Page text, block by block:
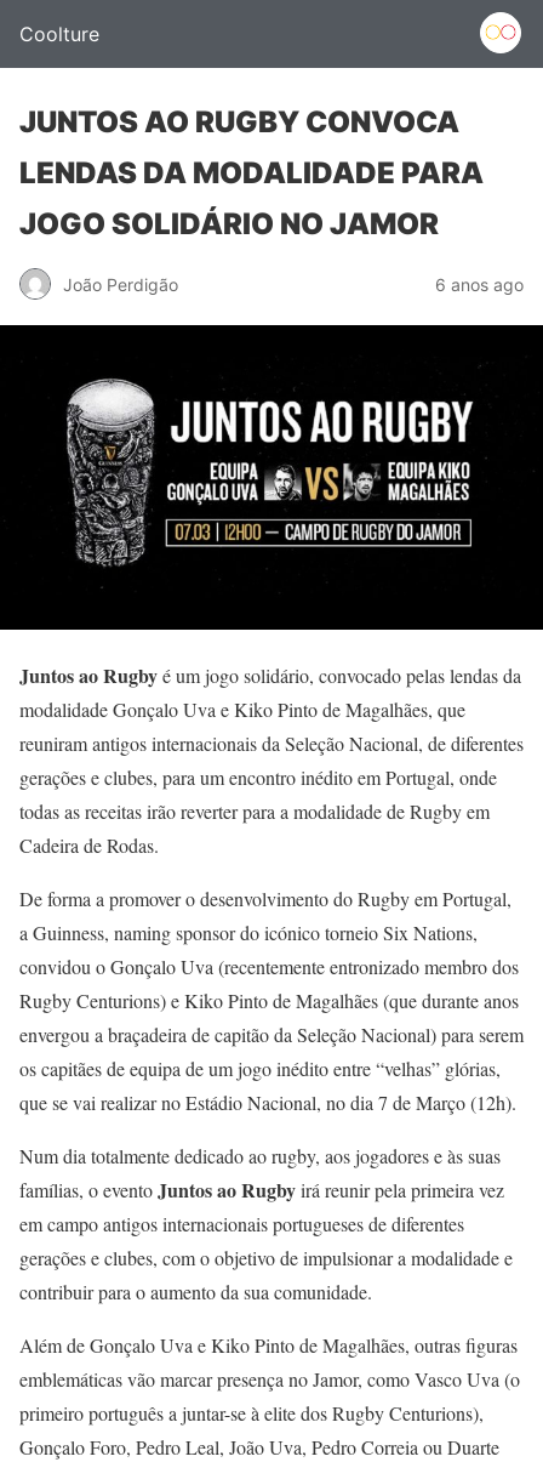
Coolture
JUNTOS AO RUGBY CONVOCA
LENDAS DA MODALIDADE PARA
JOGO SOLIDÁRIO NO JAMOR
João Perdigão 6 anos ago
Juntos ao Rugbyé um jogo solidário, convocado pelas lendas da
modalidade Gonçalo Uva e Kiko Pinto de Magalhães, que
reuniram antigos internacionais da Seleção Nacional, de diferentes
gerações e clubes, para um encontro inédito em Portugal, onde
todas as receitas irão reverter para a modalidade de Rugby em
Cadeira de Rodas.
De forma a promover o desenvolvimento do Rugby em Portugal,
a Guinness, naming sponsor do icónico torneio Six Nations,
convidou o Gonçalo Uva (recentemente entronizado membro dos
Rugby Centurions) e Kiko Pinto de Magalhães (que durante anos
envergou a braçadeira de capitão da Seleção Nacional) para serem
os capitães de equipa de um jogo inédito entre “velhas” glórias,
que se vai realizar no Estádio Nacional, no dia 7 de Março (12h).
Num dia totalmente dedicado ao rugby, aos jogadores e às suas
famílias, o eventoJuntos ao Rugbyirá reunir pela primeira vez
em campo antigos internacionais portugueses de diferentes
gerações e clubes, com o objetivo de impulsionar a modalidade e
contribuir para o aumento da sua comunidade.
Além de Gonçalo Uva e Kiko Pinto de Magalhães, outras figuras
emblemáticas vão marcar presença no Jamor, como Vasco Uva (o
primeiro português a juntar-se à elite dos Rugby Centurions),
Gonçalo Foro, Pedro Leal, João Uva, Pedro Correia ou Duarte